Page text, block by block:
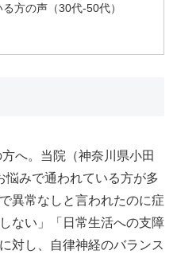
方の声（30代-50代）
へ。当院（神奈川県小田
悩みで通われている方が多
異常なしと言われたのに症
ない」「日常生活への支障
対し、自律神経のバランス